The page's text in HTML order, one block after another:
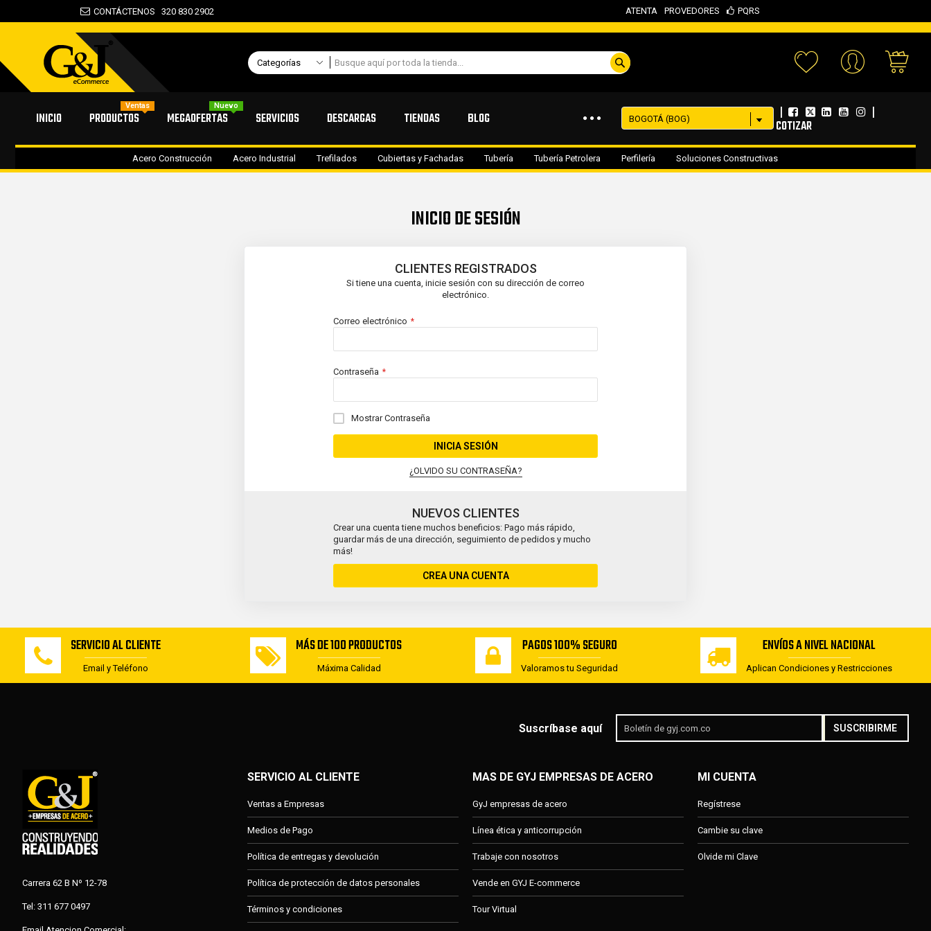
CONTÁCTENOS 320 830 2902 ATENTA PROVEDORES PQRS
Categorías
Your
INICIO PRODUCTOS
Ventas
MEGAOFERTAS
Nuevo
SERVICIOS DESCARGAS TIENDAS BLOG | |
COTIZAR
Acero Construcción Acero Industrial Trefilados Cubiertas y Fachadas Tubería Tubería Petrolera Perfilería Soluciones Constructivas
INICIO DE SESIÓN
CLIENTES REGISTRADOS
Si tiene una cuenta, inicie sesión con su dirección de correo
electrónico.
Correo electrónico
Contraseña
Mostrar Contraseña
INICIA SESIÓN
¿OLVIDO SU CONTRASEÑA?
NUEVOS CLIENTES
Crear una cuenta tiene muchos beneficios: Pago más rápido,
guardar más de una dirección, seguimiento de pedidos y mucho
más!
CREA UNA CUENTA
SERVICIO AL CLIENTE
Email y Teléfono
MÁS DE 100 PRODUCTOS
Máxima Calidad
PAGOS 100% SEGURO
Valoramos tu Seguridad
ENVÍOS A NIVEL NACIONAL
Aplican Condiciones y Restricciones
Suscríbase aquí SUSCRIBIRME
Carrera 62 B Nº 12-78
Tel: 311 677 0497
SERVICIO AL CLIENTE
Ventas a Empresas
Medios de Pago
Política de entregas y devolución
Política de protección de datos personales
Términos y condiciones
MAS DE GYJ EMPRESAS DE ACERO
GyJ empresas de acero
Línea ética y anticorrupción
Trabaje con nosotros
Vende en GYJ E-commerce
Tour Virtual
MI CUENTA
Regístrese
Cambie su clave
Olvide mi Clave